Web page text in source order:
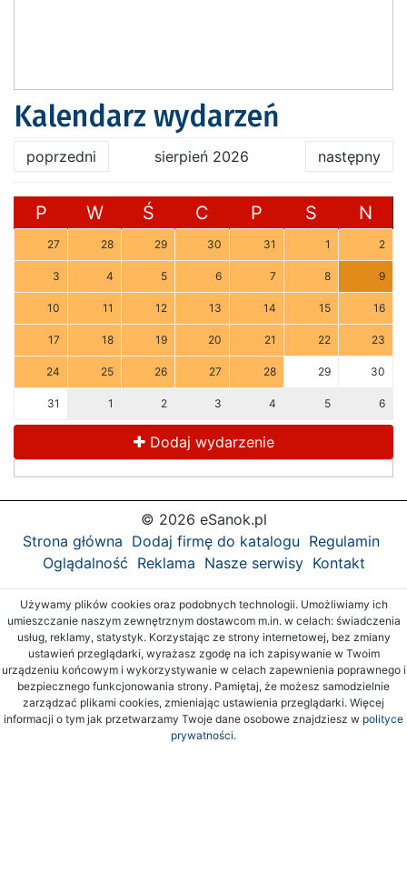
Kalendarz wydarzeń
poprzedni sierpień 2026 następny
P W Ś C P S N
27 28 29 30 31 1 2
3 4 5 6 7 8 9
10 11 12 13 14 15 16
17 18 19 20 21 22 23
24 25 26 27 28 29 30
31 1 2 3 4 5 6
Dodaj wydarzenie
© 2026 eSanok.pl
Strona główna Dodaj firmę do katalogu Regulamin
Oglądalność Reklama Nasze serwisy Kontakt
Używamy plików cookies oraz podobnych technologii. Umożliwiamy ich
umieszczanie naszym zewnętrznym dostawcom m.in. w celach: świadczenia
usług, reklamy, statystyk. Korzystając ze strony internetowej, bez zmiany
ustawień przeglądarki, wyrażasz zgodę na ich zapisywanie w Twoim
urządzeniu końcowym i wykorzystywanie w celach zapewnienia poprawnego i
bezpiecznego funkcjonowania strony. Pamiętaj, że możesz samodzielnie
zarządzać plikami cookies, zmieniając ustawienia przeglądarki. Więcej
informacji o tym jak przetwarzamy Twoje dane osobowe znajdziesz w polityce
prywatności.